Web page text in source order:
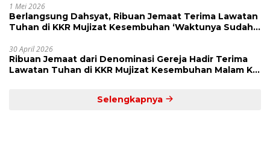
1 Mei 2026
Berlangsung Dahsyat, Ribuan Jemaat Terima Lawatan
Tuhan di KKR Mujizat Kesembuhan ‘Waktunya Sudah
30 April 2026
Ribuan Jemaat dari Denominasi Gereja Hadir Terima
Lawatan Tuhan di KKR Mujizat Kesembuhan Malam Ke
Selengkapnya